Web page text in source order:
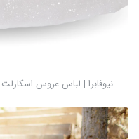
نیوفابرا | لباس عروس